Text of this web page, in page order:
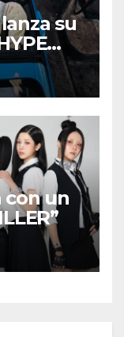
su
con un